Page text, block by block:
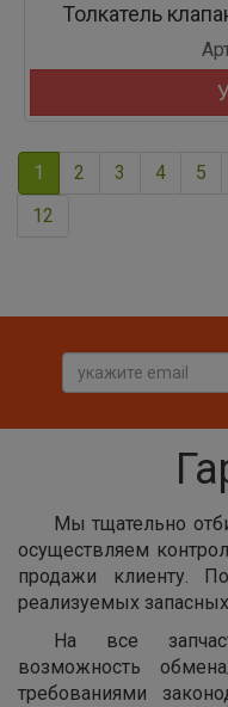
Толкатель
1 2 3 4 5
12
Мы тщательно
осуществляем
продажи клиенту.
реализуемых запасных
На все
возможность
требованиями